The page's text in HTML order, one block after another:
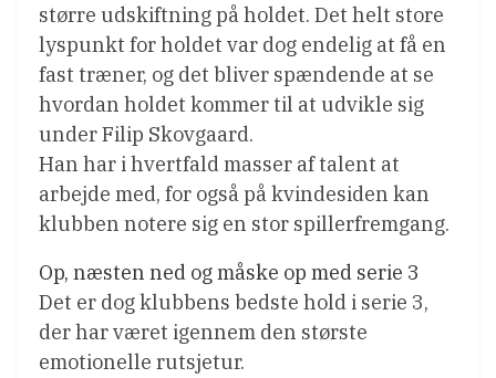
større udskiftning på holdet. Det helt store
lyspunkt for holdet var dog endelig at få en
fast træner, og det bliver spændende at se
hvordan holdet kommer til at udvikle sig
under Filip Skovgaard.
Han har i hvertfald masser af talent at
arbejde med, for også på kvindesiden kan
klubben notere sig en stor spillerfremgang.
Op, næsten ned og måske op med serie 3
Det er dog klubbens bedste hold i serie 3,
der har været igennem den største
emotionelle rutsjetur.